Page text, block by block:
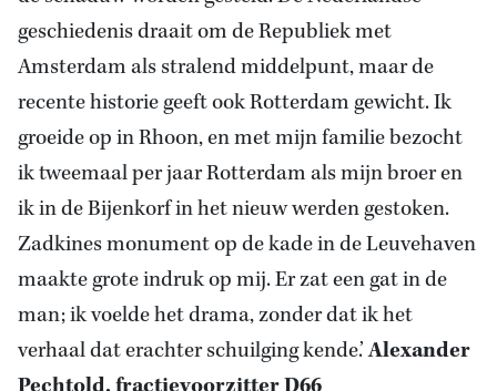
geschiedenis draait om de Republiek met
Amsterdam als stralend middelpunt, maar de
recente historie geeft ook Rotterdam gewicht. Ik
groeide op in Rhoon, en met mijn familie bezocht
ik tweemaal per jaar Rotterdam als mijn broer en
ik in de Bijenkorf in het nieuw werden gestoken.
Zadkines monument op de kade in de Leuvehaven
maakte grote indruk op mij. Er zat een gat in de
man; ik voelde het drama, zonder dat ik het
verhaal dat erachter schuilging kende.’Alexander